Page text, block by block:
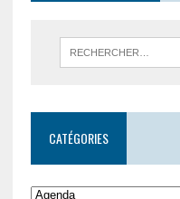
CATÉGORIES